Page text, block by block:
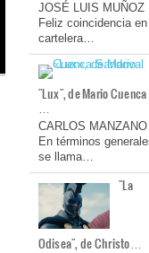
JOSÉ LUIS MUÑOZ
Feliz coincidencia en
cartelera…
"Lux", de Mario Cuenca
…
CARLOS MANZANO
En términos
se llama…
"La
Odisea", de Christo…